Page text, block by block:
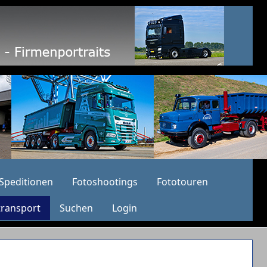
Fotoshootings
Fototouren
Suchen Login